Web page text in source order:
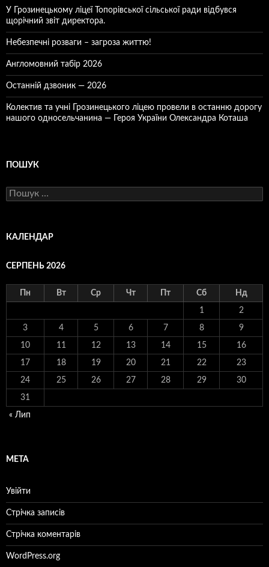
У Грозинецькому ліцеї Топорівської сільської ради відбувся
щорічний звіт директора.
Небезпечні розваги – загроза життю!
Англомовний табір 2026
Останній дзвоник — 2026
Колектив та учні Грозинецького ліцею провели в останню дорогу
нашого односельчанина — Героя України Олександра Коташа
ПОШУК
Пошук:
КАЛЕНДАР
СЕРПЕНЬ 2026
Пн Вт Ср Чт Пт Сб Нд
1 2
3 4 5 6 7 8 9
10 11 12 13 14 15 16
17 18 19 20 21 22 23
24 25 26 27 28 29 30
31
« Лип
МЕТА
Увійти
Стрічка записів
Стрічка коментарів
WordPress.org